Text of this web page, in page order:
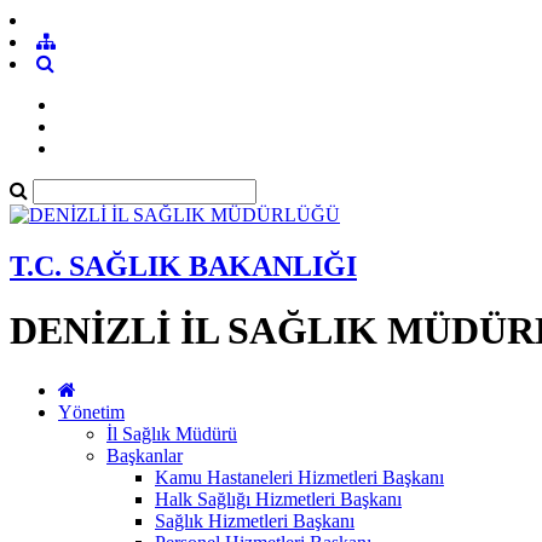
T.C. SAĞLIK BAKANLIĞI
DENİZLİ İL SAĞLIK
Yönetim
İl Sağlık Müdürü
Başkanlar
Kamu Hastaneleri Hizmetleri Başkanı
Halk Sağlığı Hizmetleri Başkanı
Sağlık Hizmetleri Başkanı